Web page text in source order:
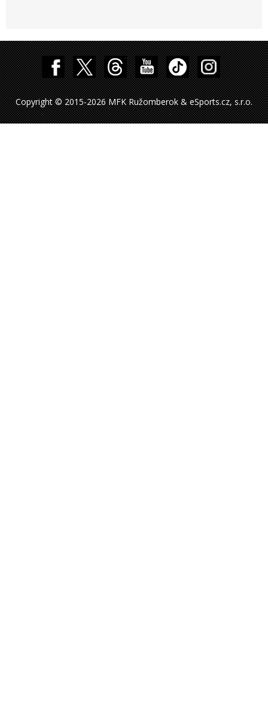
Copyright © 2015-2026 MFK Ružomberok & eSports.cz, s.r.o.